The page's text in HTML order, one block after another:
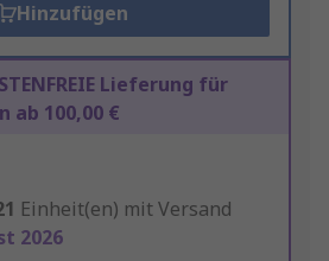
Hinzufügen
Lieferung für
ab 100,00 €
Einheit(en) mit Versand
2026